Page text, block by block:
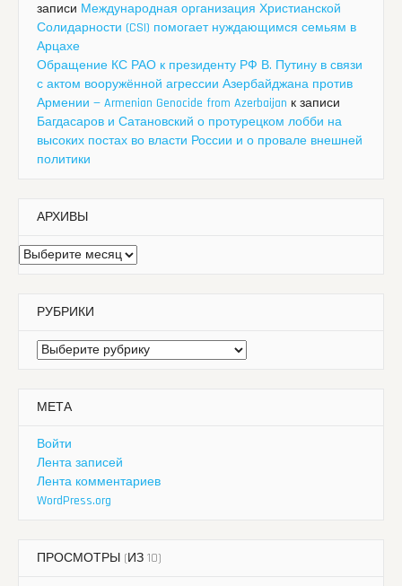
записи Международная организация Христианской
Солидарности (CSI) помогает нуждающимся семьям в
Арцахе
Обращение КС РАО к президенту РФ В. Путину в связи
с актом вооружённой агрессии Азербайджана против
Армении — Armenian Genocide from Azerbaijan к записи
Багдасаров и Сатановский о протурецком лобби на
высоких постах во власти России и о провале внешней
политики
АРХИВЫ
Архивы
РУБРИКИ
Рубрики
МЕТА
Войти
Лента записей
Лента комментариев
WordPress.org
ПРОСМОТРЫ (ИЗ 10)